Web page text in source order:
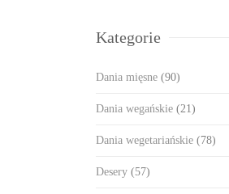
Kategorie
Dania mięsne (90)
Dania wegańskie (21)
Dania wegetariańskie (78)
Desery (57)